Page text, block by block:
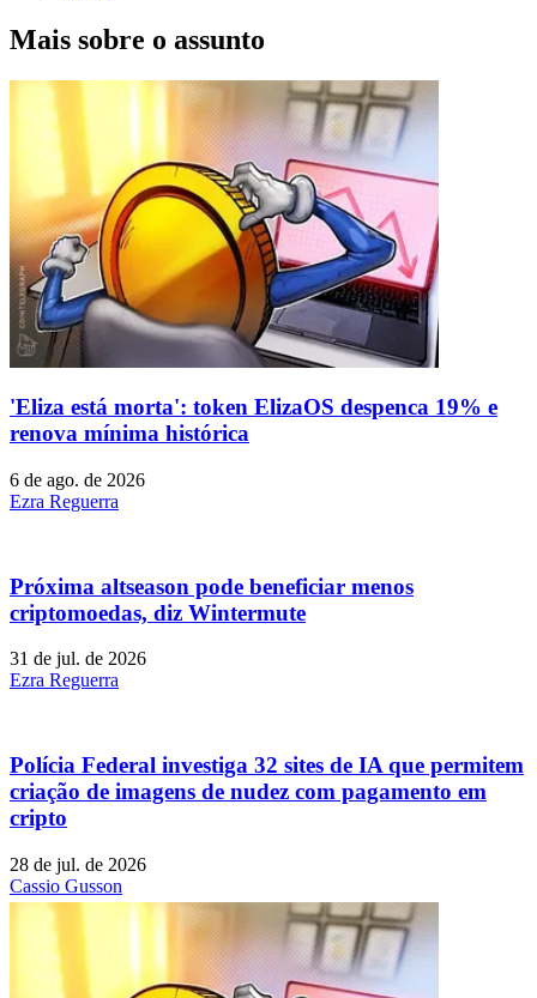
Mais sobre o assunto
'Eliza está morta': token ElizaOS despenca 19% e
renova mínima histórica
6 de ago. de 2026
Ezra Reguerra
Próxima altseason pode beneficiar menos
criptomoedas, diz Wintermute
31 de jul. de 2026
Ezra Reguerra
Polícia Federal investiga 32 sites de IA que permitem
criação de imagens de nudez com pagamento em
cripto
28 de jul. de 2026
Cassio Gusson